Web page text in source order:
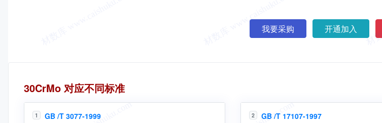
我要采购 开通加入
同名标准
30CrMo 对应不同标准
1 GB /T 3077-1999 2 GB /T 17107-1997